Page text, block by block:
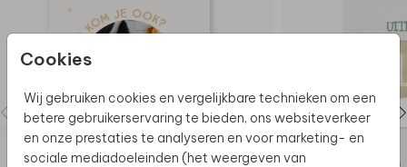
Cookies
Wij gebruiken cookies en vergelijkbare technieken om een
betere gebruikerservaring te bieden, ons websiteverkeer
en onze prestaties te analyseren en voor marketing- en
sociale mediadoeleinden (het weergeven van